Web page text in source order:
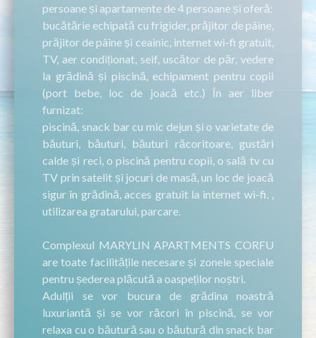
persoane și apartamente de 4 persoane și oferă:
bucătărie echipată cu frigider, prăjitor de pâine,
prăjitor de pâine și ceainic, internet wi-fi gratuit,
TV, aer condiționat, seif, uscător de păr, vedere
la grădină și piscină, echipament pentru copii
(port bebe, loc de joacă etc.) În aer liber
furnizat:
piscină, snack bar cu mic dejun și o varietate de
băuturi, băuturi, băuturi răcoritoare, gustări
calde și reci, o piscină pentru copii, o sală tv cu
TV prin satelit și jocuri de masă, un loc de joacă
sigur în grădină, acces gratuit la internet wi-fi. ,
utilizarea gratarului, parcare.
Complexul MARYLIN APARTMENTS CORFU
are toate facilitățile necesare și zonele speciale
pentru șederea plăcută a oaspeților noștri.
Adulții se vor bucura de grădina noastră
luxuriantă și se vor răcori în piscină, se vor
relaxa cu o băutură sau o băutură din snack bar